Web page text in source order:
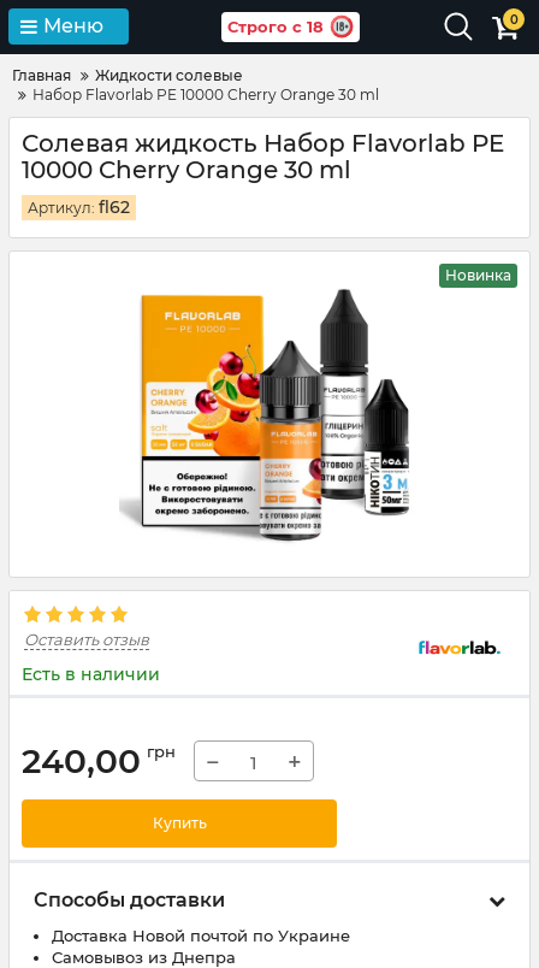
Меню Строго с 18 0
Главная
Жидкости солевые
Набор Flavorlab PE 10000 Cherry Orange 30 ml
Солевая жидкость Набор Flavorlab PE
10000 Cherry Orange 30 ml
Артикул: fl62
Новинка
Оставить отзыв
Есть в наличии
240,00 грн − +
Купить
Способы доставки
Доставка Новой почтой по Украине
Самовывоз из Днепра